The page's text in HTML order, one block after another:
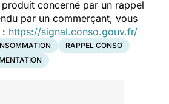
produit concerné par un rappel
par un commerçant, vous
: https://signal.conso.gouv.fr/
RAPPEL CONSO